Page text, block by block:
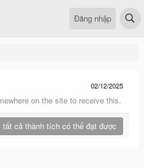
Đăng nhập
02/12/2025
on the site to receive this.
tất cả thành tích có thể đạt được